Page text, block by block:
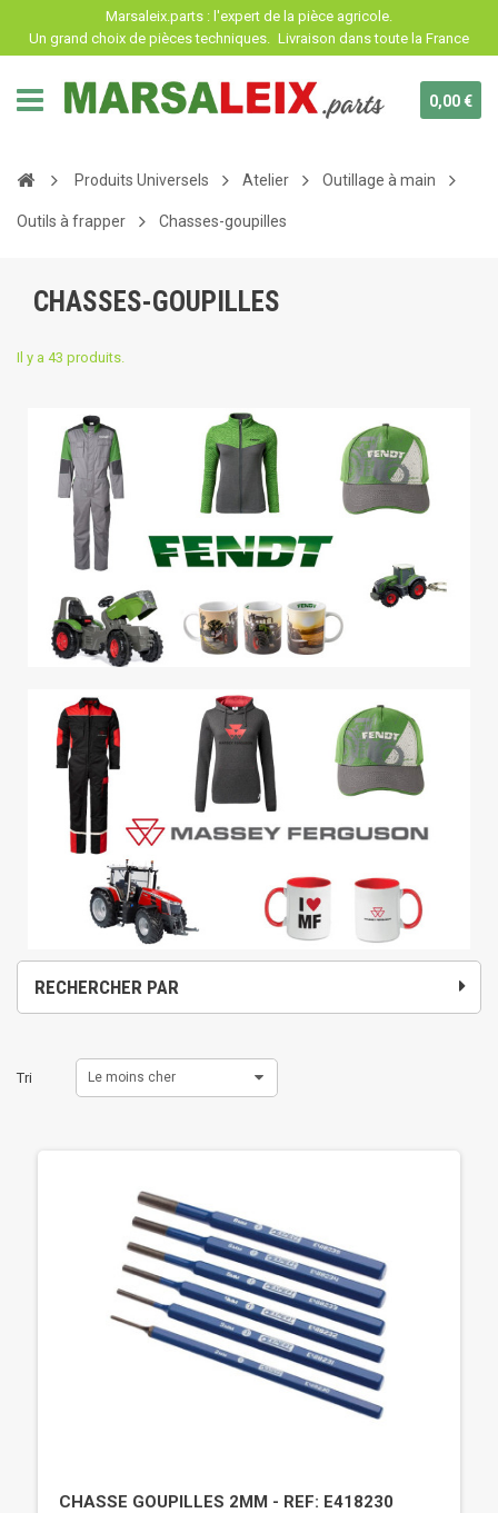
Marsaleix.parts : l'expert de la pièce agricole.
Un grand choix de pièces techniques. Livraison dans toute la France
0,00 €
Produits Universels Atelier Outillage à main
Outils à frapper Chasses-goupilles
CHASSES-GOUPILLES
Il y a 43 produits.
RECHERCHER PAR
Tri Le moins cher
CHASSE GOUPILLES 2MM - REF: E418230
Panneau de gestion des cookies